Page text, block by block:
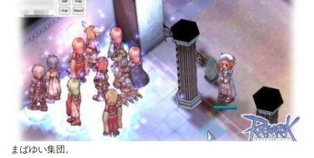
まばゆい集団。